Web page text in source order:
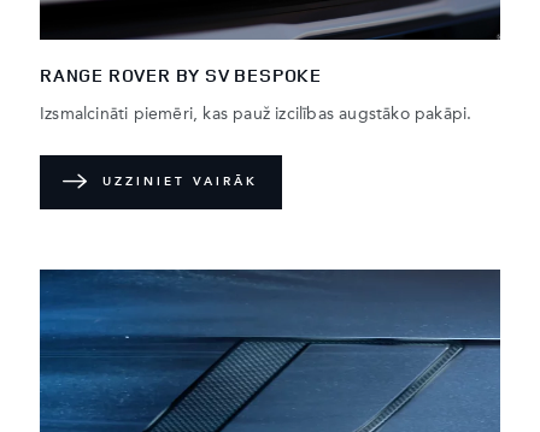
RANGE ROVER BY SV BESPOKE
Izsmalcināti piemēri, kas pauž izcilības augstāko pakāpi.
UZZINIET VAIRĀK